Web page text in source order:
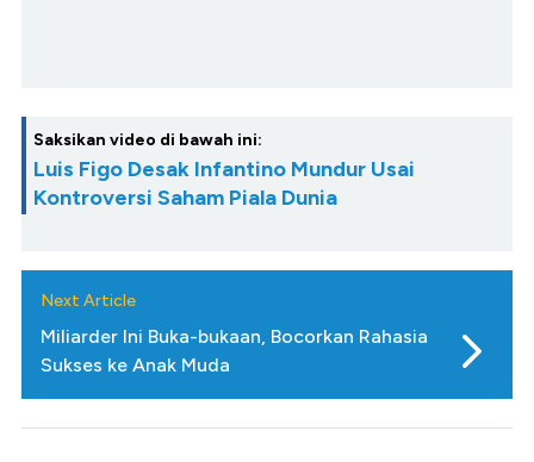
Saksikan video di bawah ini:
Luis Figo Desak Infantino Mundur Usai
Kontroversi Saham Piala Dunia
Next Article
Miliarder Ini Buka-bukaan, Bocorkan Rahasia
Sukses ke Anak Muda